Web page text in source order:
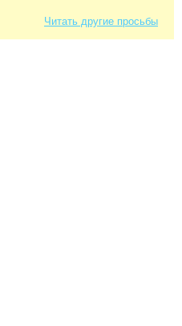
Читать другие просьбы